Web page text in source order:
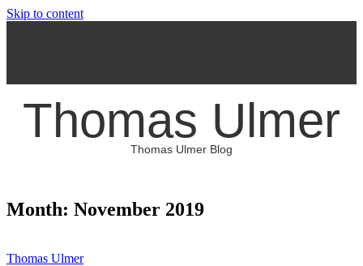
Skip to content
Thomas Ulmer
Thomas Ulmer Blog
Month: November 2019
Thomas Ulmer